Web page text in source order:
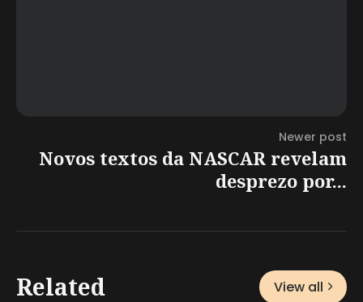
Newer post
Novos textos da NASCAR revelam
desprezo por...
Related View all